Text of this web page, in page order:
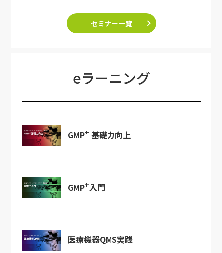
セミナー一覧
eラーニング
GMP+ 基礎力向上
GMP+入門
医療機器QMS実践